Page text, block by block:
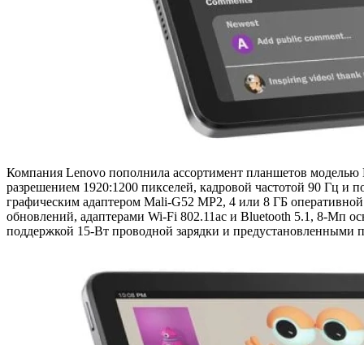
Компания Lenovo пополнила ассортимент планшетов
разрешением 1920:1200 пикселей, кадровой частотой 90 Гц и
графическим адаптером Mali-G52 MP2, 4 или 8 ГБ
обновлений, адаптерами Wi-Fi 802.11ac и Bluetooth 5.1, 8-Мп
поддержкой 15-Вт проводной зарядки и предустановленными